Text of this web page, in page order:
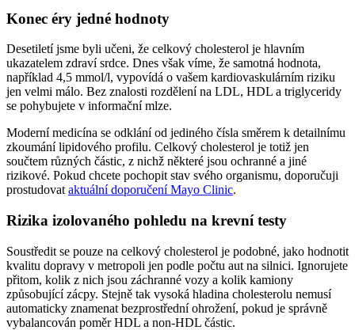
Konec éry jedné hodnoty
Desetiletí jsme byli učeni, že celkový cholesterol je hlavním
ukazatelem zdraví srdce. Dnes však víme, že samotná hodnota,
například 4,5 mmol/l, vypovídá o vašem kardiovaskulárním riziku
jen velmi málo. Bez znalosti rozdělení na LDL, HDL a triglyceridy
se pohybujete v informační mlze.
Moderní medicína se odklání od jediného čísla směrem k detailnímu
zkoumání lipidového profilu. Celkový cholesterol je totiž jen
součtem různých částic, z nichž některé jsou ochranné a jiné
rizikové. Pokud chcete pochopit stav svého organismu, doporučuji
prostudovat aktuální doporučení Mayo Clinic.
Rizika izolovaného pohledu na krevní testy
Soustředit se pouze na celkový cholesterol je podobné, jako hodnotit
kvalitu dopravy v metropoli jen podle počtu aut na silnici. Ignorujete
přitom, kolik z nich jsou záchranné vozy a kolik kamiony
způsobující zácpy. Stejně tak vysoká hladina cholesterolu nemusí
automaticky znamenat bezprostřední ohrožení, pokud je správně
vybalancován poměr HDL a non-HDL částic.